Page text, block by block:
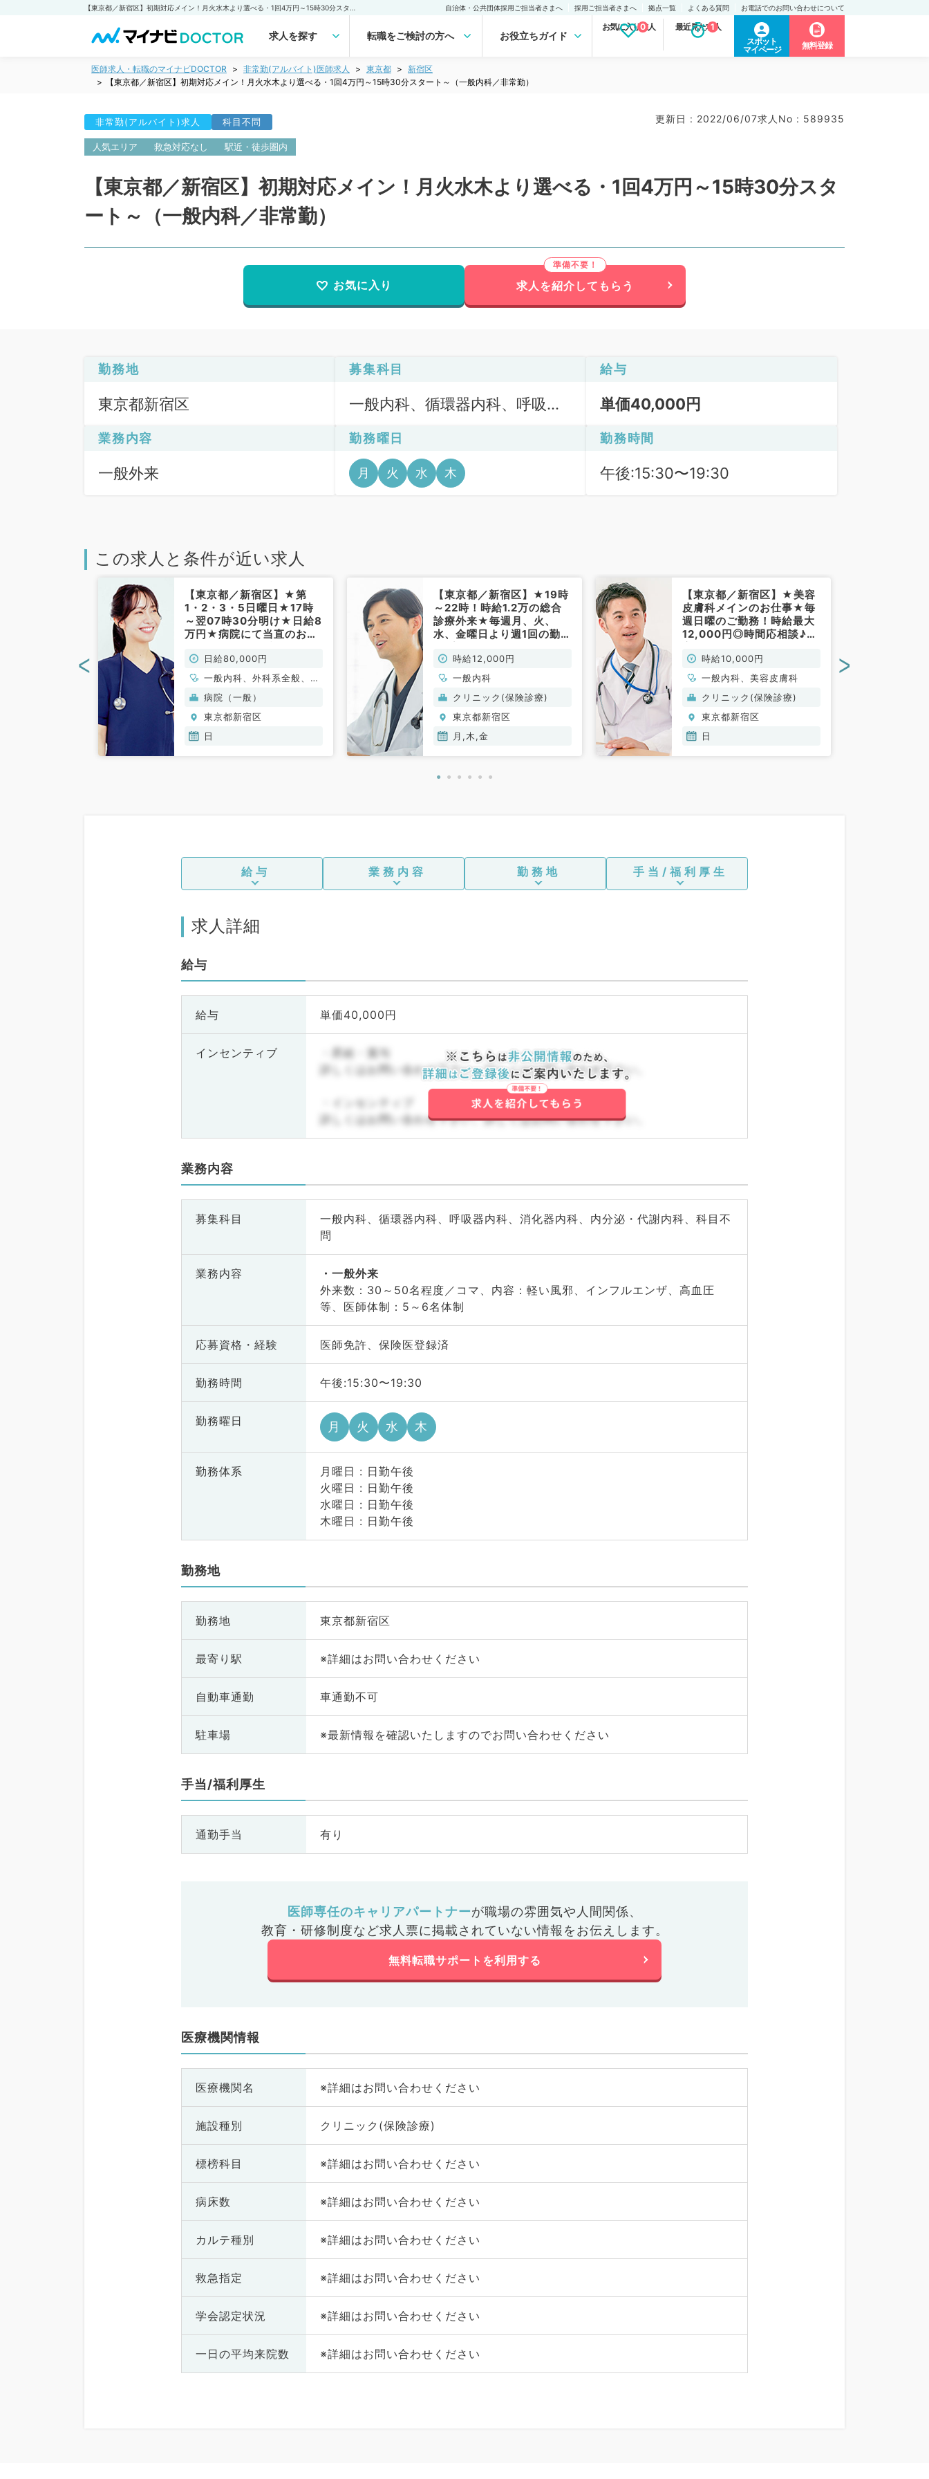
自治体・公共団体採用ご担当者さまへ 採用ご担当者さまへ 拠点一覧 よくある質問 お電話でのお問い合わせについて
求人を探す 転職をご検討の方へ お役立ちガイド
お気に入り求人
0 最近見た求人
1
スポット
マイページ
無料登録
医師求人・転職のマイナビDOCTOR 非常勤(アルバイト)医師求人 東京都
新宿区
【東京都／新宿区】初期対応メイン！月火水木より選べる・1回4万円～15時30分スタート～（一般内科／非常勤）
非常勤(アルバイト)求人 科目不問 更新日 : 2022/06/07求人No : 589935
人気エリア 救急対応なし 駅近・徒歩圏内
【東京都／新宿区】初期対応メイン！月火水木より選べる・1回4万円～15時30分スタ
ート～（一般内科／非常勤）
お気に入り 求人を紹介してもらう
勤務地
東京都新宿区
募集科目
一般内科、循環器内科、呼吸器
謝内科、科目不問
給与
単価40,000円
業務内容
一般外来
勤務曜日
月 火 水 木
勤務時間
午後:15:30〜19:30
この求人と条件が近い求人
【東京都／新宿区】★第
1・2・3・5日曜日★17時
～翌07時30分明け★日給8
万円★病院にて当直のお仕
勤）日給80,000円
一般内科、外科系全般、一
般外科
病院（一般）
東京都新宿区
日
【東京都／新宿区】★19時
～22時！時給1.2万の総合
診療外来★毎週月、火、
水、金曜日より週1回の勤務
い方におすすめです◎（総
合診療科／非常勤）
時給12,000円
一般内科
クリニック(保険診療)
東京都新宿区
月,木,金
【東京都／新宿区】★美容
皮膚科メインのお仕事★毎
週日曜のご勤務！時給最大
12,000円◎時間応相談♪最
♪（美容皮膚科,美容外科／
非常勤）
時給10,000円
一般内科、美容皮膚科
クリニック(保険診療)
東京都新宿区
日
< >
給与 業務内容 勤務地 手当/福利厚生
求人詳細
給与
給与 単価40,000円
インセンティブ
・昇給・賞与
詳しくはお問い合わせ下さい。詳しくはお問い合わせ下さい。
・インセンティブ
詳しくはお問い合わせ下さい。詳しくはお問い合わせ下さい。
業務内容
募集科目
一般内科、循環器内科、呼吸器内科、消化器内科、内分泌・代謝内科、科目不
問
業務内容
一般外来
外来数：30～50名程度／コマ、内容：軽い風邪、インフルエンザ、高血圧
等、医師体制：5～6名体制
応募資格・ 経験 医師免許、保険医登録済
勤務時間 午後:15:30〜19:30
勤務曜日 月 火 水 木
勤務体系
月曜日 : 日勤午後
火曜日 : 日勤午後
水曜日 : 日勤午後
木曜日 : 日勤午後
勤務地
勤務地 東京都新宿区
最寄り駅 ※詳細はお問い合わせください
自動車通勤 車通勤不可
駐車場 ※最新情報を確認いたしますのでお問い合わせください
手当/福利厚生
通勤手当 有り
医師専任のキャリアパートナーが職場の雰囲気や人間関係、
教育・研修制度など求人票に掲載されていない情報をお伝えします。
無料転職サポートを利用する
医療機関情報
医療機関名 ※詳細はお問い合わせください
施設種別 クリニック(保険診療)
標榜科目 ※詳細はお問い合わせください
病床数 ※詳細はお問い合わせください
カルテ種別 ※詳細はお問い合わせください
救急指定 ※詳細はお問い合わせください
学会認定状況 ※詳細はお問い合わせください
一日の平均来院数 ※詳細はお問い合わせください